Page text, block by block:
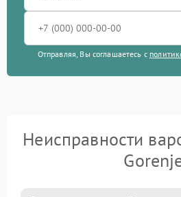
Отправляя, Вы соглашаетесь с
Неисправности